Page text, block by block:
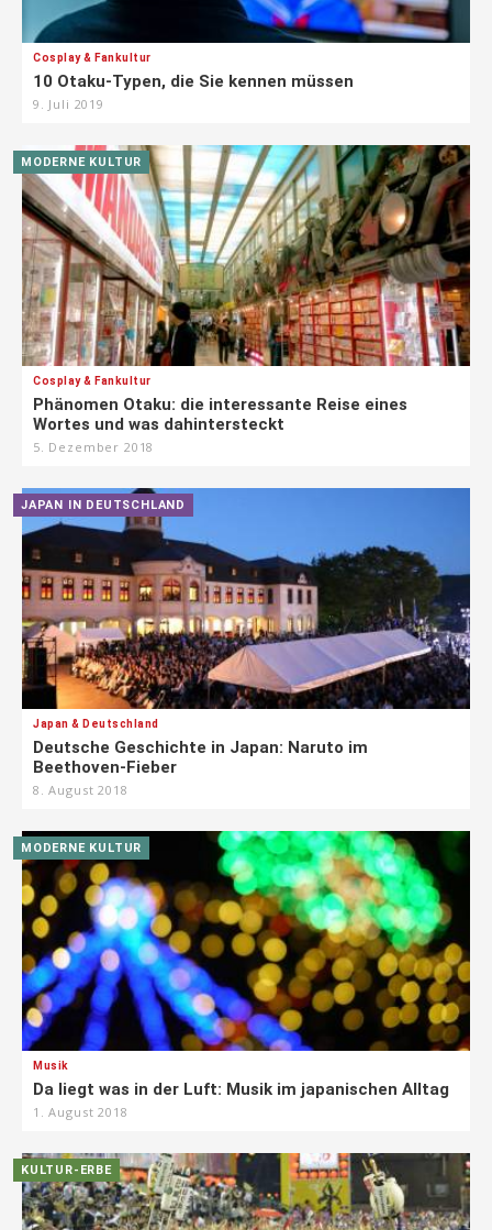
Cosplay & Fankultur
10 Otaku-Typen, die Sie kennen müssen
9. Juli 2019
MODERNE KULTUR
Cosplay & Fankultur
Phänomen Otaku: die interessante Reise eines
Wortes und was dahintersteckt
5. Dezember 2018
JAPAN IN DEUTSCHLAND
Japan & Deutschland
Deutsche Geschichte in Japan: Naruto im
Beethoven-Fieber
8. August 2018
MODERNE KULTUR
Musik
Da liegt was in der Luft: Musik im japanischen Alltag
1. August 2018
KULTUR-ERBE